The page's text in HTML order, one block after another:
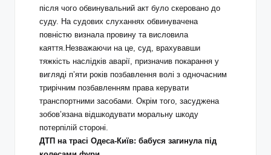
після чого обвинувальний акт було скеровано до
суду. На судових слуханнях обвинувачена
повністю визнала провину та висловила
каяття.Незважаючи на це, суд, врахувавши
тяжкість наслідків аварії, призначив покарання у
вигляді п’яти років позбавлення волі з одночасним
трирічним позбавленням права керувати
транспортними засобами. Окрім того, засуджена
зобов’язана відшкодувати моральну шкоду
потерпілій стороні.
ДТП на трасі Одеса-Київ: бабуся загинула під